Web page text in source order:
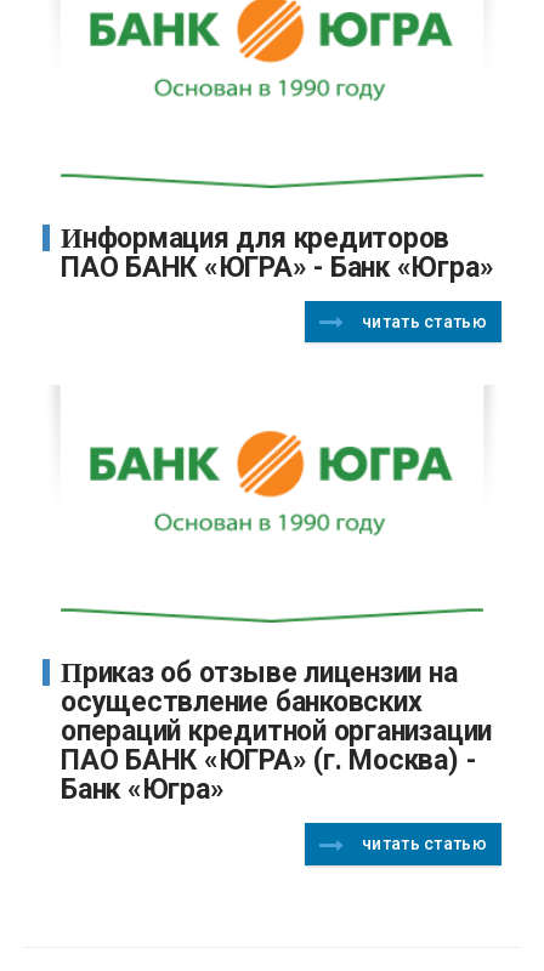
Информация для кредиторов
ПАО БАНК «ЮГРА» - Банк «Югра»
читать статью
Приказ об отзыве лицензии на
осуществление банковских
операций кредитной организации
ПАО БАНК «ЮГРА» (г. Москва) -
Банк «Югра»
читать статью